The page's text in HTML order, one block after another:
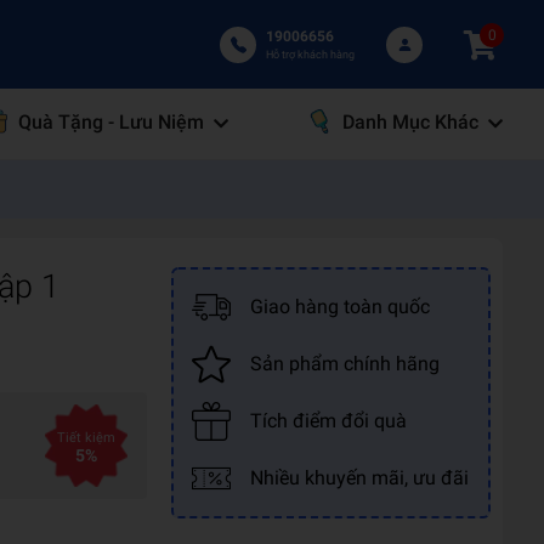
19006656
Hỗ trợ khách hàng
0
Quà Tặng - Lưu Niệm Danh Mục Khác
1
Tiết kiệm
5%
Giao hàng toàn quốc
Sản phẩm chính hãng
Tích điểm đổi quà
Nhiều khuyến mãi, ưu đãi